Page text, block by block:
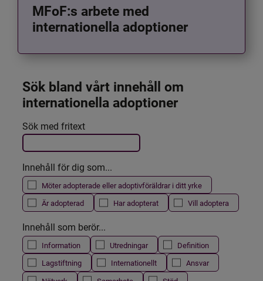
MFoF:s arbete med
internationella adoptioner
Sök bland vårt innehåll om
internationella adoptioner
Filtrera resultatet
Det här formuläret postas automatiskt
Sök med fritext
Innehåll för dig som...
Möter adopterade eller adoptivföräldrar i ditt yrke
Är adopterad
Har adopterat Vill adoptera
Innehåll som berör...
Information Utredningar
Definition
Lagstiftning
Internationellt
Ansvar